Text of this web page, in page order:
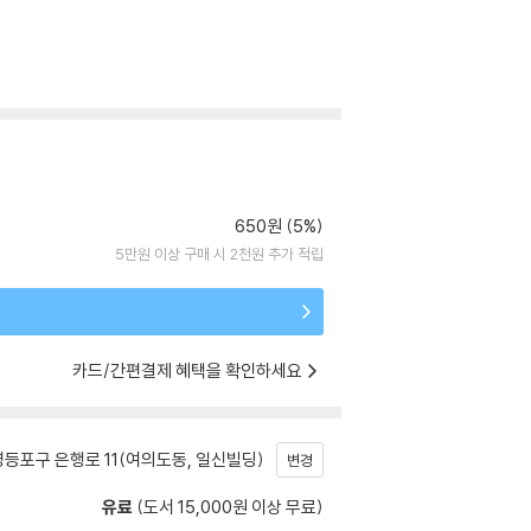
650원 (5%)
5만원 이상 구매 시 2천원 추가 적립
카드/간편결제 혜택을 확인하세요
포구 은행로 11(여의도동, 일신빌딩) 변경
유료 (도서 15,000원 이상 무료)